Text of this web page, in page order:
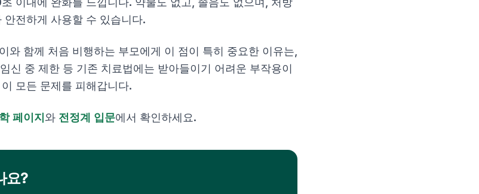
전하게 사용할 수 있습니다.
와 함께 처음 비행하는 부모에게 이 점이 특히 중요한 이유는,
신 중 제한 등 기존 치료법에는 받아들이기 어려운 부작용이
모든 문제를 피해갑니다.
페이지 와 전정계 입문에서 확인하세요.
요?